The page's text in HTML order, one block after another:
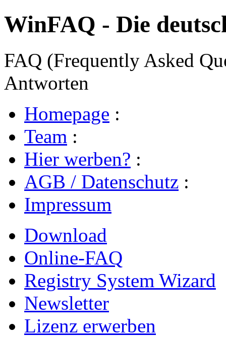
WinFAQ - Die
FAQ (Frequently Asked
Antworten
Homepage :
Team :
Hier werben? :
AGB / Datenschutz :
Impressum
Download
Online-FAQ
Registry System Wizard
Newsletter
Lizenz erwerben